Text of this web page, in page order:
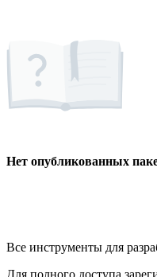
Нет опубликованных
Все инструменты для
Для полного доступа